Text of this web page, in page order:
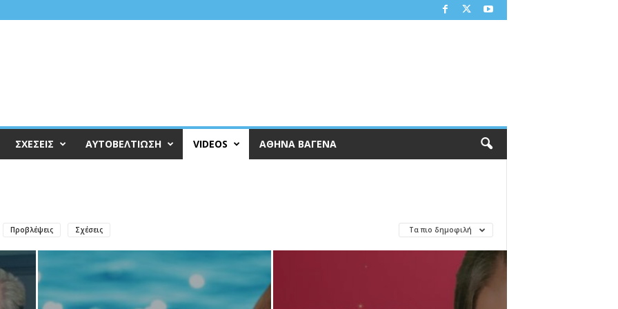
ΣΧΕΣΕΙΣ ΑΥΤΟΒΕΛΤΙΩΣΗ VIDEOS ΑΘΗΝΑ ΒΑΓΕΝΑ
Προβλέψεις Σχέσεις Τα πιο δημοφιλή